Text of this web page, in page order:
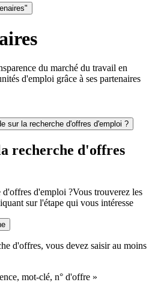
du marché du travail en
d'emploi grâce à ses partenaires
sur la recherche d'offres d'emploi ?
recherche d'offres
d'offres d'emploi ?Vous trouverez les
sur l'étape qui vous intéresse
d'offres, vous devez saisir au moins
mot-clé, n° d'offre »